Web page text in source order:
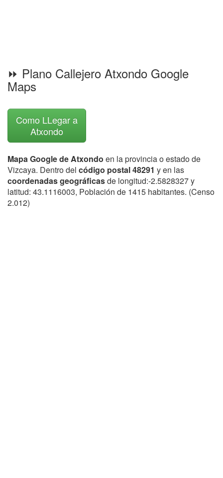
⏩ Plano Callejero Atxondo Google
Maps
Como LLegar a
Atxondo
Mapa Google de Atxondo en la provincia o estado de
Vizcaya. Dentro del código postal 48291 y en las
coordenadas geográficasde longitud:-2.5828327 y
latitud: 43.1116003, Población de 1415 habitantes. (Censo
2.012)